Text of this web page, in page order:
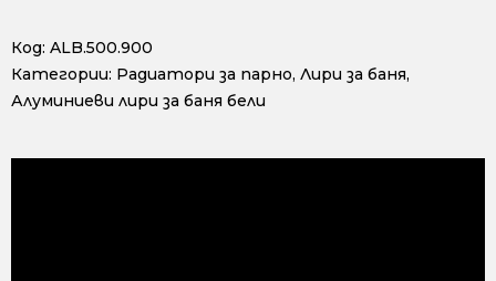
Код: ALB.500.900
Категории: Радиатори за парно, Лири за баня,
Алуминиеви лири за баня бели